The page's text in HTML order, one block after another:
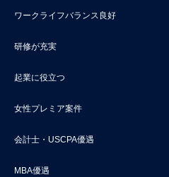
ワークライフバランス良好
研修が充実
起業に役立つ
女性プレミア案件
会計士・USCPA優遇
MBA優遇